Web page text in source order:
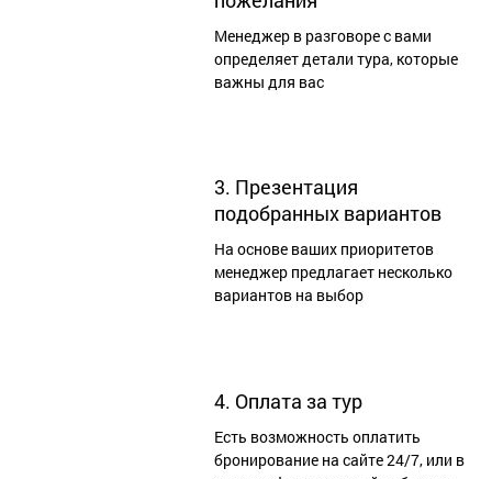
Менеджер в разговоре с вами
определяет детали тура, которые
важны для вас
3. Презентация
подобранных вариантов
На основе ваших приоритетов
менеджер предлагает несколько
вариантов на выбор
4. Оплата за тур
Есть возможность оплатить
бронирование на сайте 24/7, или в